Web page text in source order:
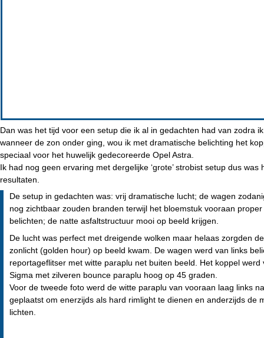
Dan was het tijd voor een setup die ik al in gedachten had van zodra
wanneer de zon onder ging, wou ik met dramatische belichting het
speciaal voor het huwelijk gedecoreerde Opel Astra.
Ik had nog geen ervaring met dergelijke ‘grote’ strobist setup dus
resultaten.
De setup in gedachten was: vrij dramatische lucht; de wagen
nog zichtbaar zouden branden terwijl het bloemstuk vooraan
belichten; de natte asfaltstructuur mooi op beeld krijgen.
De lucht was perfect met dreigende wolken maar helaas zorgden
zonlicht (golden hour) op beeld kwam. De wagen werd van links
reportageflitser met witte paraplu net buiten beeld. Het koppel
Sigma met zilveren bounce paraplu hoog op 45 graden.
Voor de tweede foto werd de witte paraplu van vooraan laag links
geplaatst om enerzijds als hard rimlight te dienen en anderzijds de
lichten.